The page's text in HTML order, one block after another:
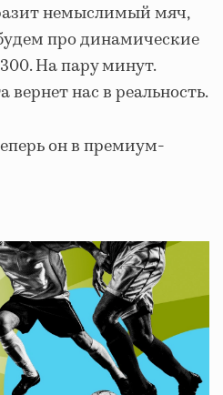
немыслимый мяч,
про динамические
На пару минут.
вернет нас в реальность.
он в премиум-